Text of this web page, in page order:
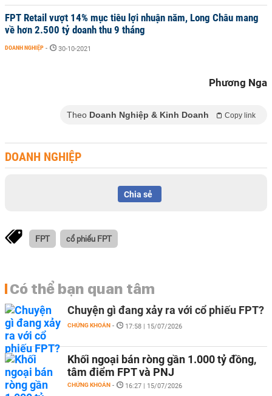
FPT Retail vượt 14% mục tiêu lợi nhuận năm, Long Châu mang
về hơn 2.500 tỷ doanh thu 9 tháng
DOANH NGHIỆP - 30-10-2021
Phương Nga
Theo Doanh Nghiệp & Kinh Doanh Copy link
DOANH NGHIỆP
Chia sẻ
FPT cổ phiếu FPT
Có thể bạn quan tâm
Chuyện gì đang xảy ra với cổ phiếu FPT?
CHỨNG KHOÁN - 17:58 | 15/07/2026
Khối ngoại bán ròng gần 1.000 tỷ đồng,
tâm điểm FPT và PNJ
CHỨNG KHOÁN - 16:27 | 15/07/2026